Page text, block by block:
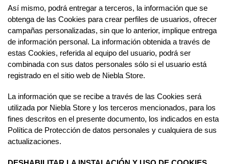
Así mismo, podrá entregar a terceros, la información que se
obtenga de las Cookies para crear perfiles de usuarios, ofrecer
campañas personalizadas, sin que lo anterior, implique entrega
de información personal. La información obtenida a través de
estas Cookies, referida al equipo del usuario, podrá ser
combinada con sus datos personales sólo si el usuario está
registrado en el sitio web de Niebla Store.
La información que se recibe a través de las Cookies será
utilizada por Niebla Store y los terceros mencionados, para los
fines descritos en el presente documento, los indicados en esta
Política de Protección de datos personales y cualquiera de sus
actualizaciones.